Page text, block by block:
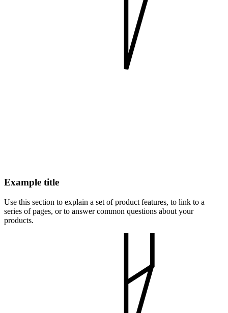
Example title
Use this section to explain a set of product features, to link to a
series of pages, or to answer common questions about your
products.